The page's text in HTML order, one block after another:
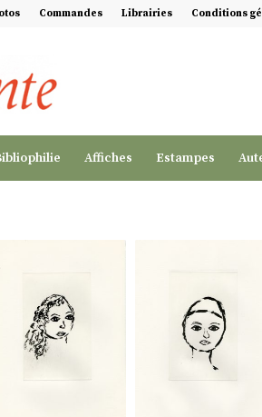
Commandes Librairies Conditions
Affiches Estampes